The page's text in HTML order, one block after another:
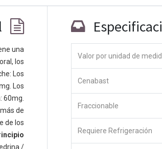
una
los
Los
Los
60mg.
de
de los
/
Valor por unidad de
Cenabast
Fraccionable
Requiere Refrigeración
cuyo objetivo es
disruptivos.
sus problemas
para
a optimizar su